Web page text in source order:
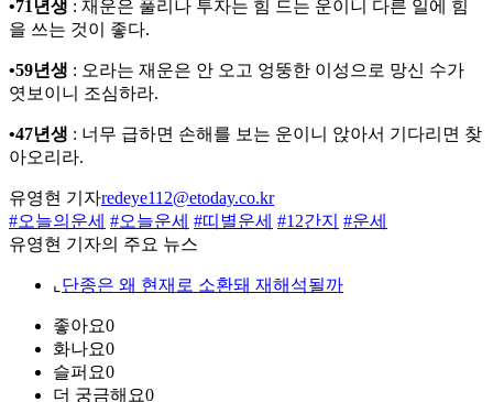
•71년생 : 재운은 풀리나 투자는 힘 드는 운이니 다른 일에 힘
을 쓰는 것이 좋다.
•59년생 : 오라는 재운은 안 오고 엉뚱한 이성으로 망신 수가
엿보이니 조심하라.
•47년생 : 너무 급하면 손해를 보는 운이니 앉아서 기다리면 찾
아오리라.
유영현 기자redeye112@etoday.co.kr
#오늘의운세 #오늘운세 #띠별운세 #12간지 #운세
유영현 기자의 주요 뉴스
⌞ 단종은 왜 현재로 소환돼 재해석될까
좋아요0
화나요0
슬퍼요0
더 궁금해요0